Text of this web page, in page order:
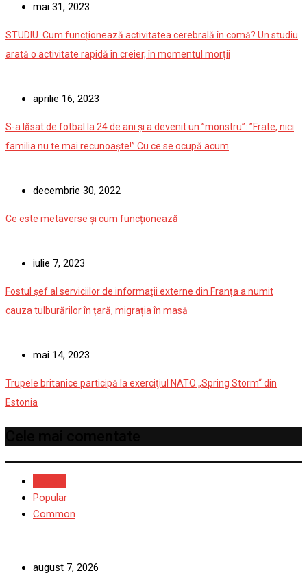
mai 31, 2023
STUDIU. Cum funcționează activitatea cerebrală în comă? Un studiu
arată o activitate rapidă în creier, în momentul morții
aprilie 16, 2023
S-a lăsat de fotbal la 24 de ani și a devenit un ”monstru”: ”Frate, nici
familia nu te mai recunoaște!” Cu ce se ocupă acum
decembrie 30, 2022
Ce este metaverse și cum funcționează
iulie 7, 2023
Fostul șef al serviciilor de informații externe din Franța a numit
cauza tulburărilor în țară, migrația în masă
mai 14, 2023
Trupele britanice participă la exerciţiul NATO „Spring Storm“ din
Estonia
Popular
Common
august 7, 2026